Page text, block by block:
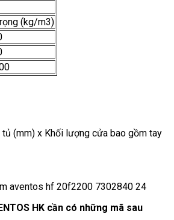
(kg/m3)
(mm) x Khối lượng cửa bao gồm tay
HK cần có những mã sau